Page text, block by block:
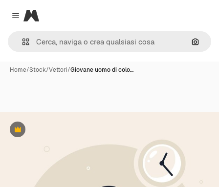
Close menu
Magnific
Cerca
Home/Stock/Vettori/Giovane uomo di colo…
Premium